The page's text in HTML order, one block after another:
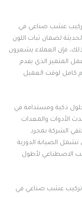
تركيب عشب صناعي في
لضمان ثبات اللون
فإن العملاء يشعرون
المتميز الذي يقدم
كامل لوقت العميل
ذكية ومستدامة في
الأدوات والمعدات
الشركة بمجرد
تشمل الصيانة الدورية
الاصطناعي لأطول
تركيب عشب صناعي في